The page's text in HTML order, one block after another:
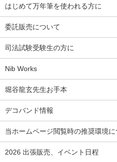
はじめて万年筆を使われる方に
委託販売について
司法試験受験生の方に
Nib Works
堀谷龍玄先生お手本
デコバンド情報
当ホームページ閲覧時の推奨環境
2026 出張販売、イベント日程